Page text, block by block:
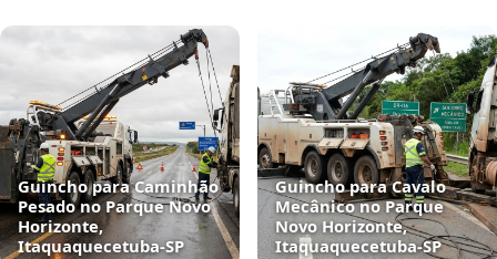
Guincho para Caminhão
Pesado no Parque Novo
Horizonte,
Itaquaquecetuba‑SP
Guincho para Cavalo
Mecânico no Parque
Novo Horizonte,
Itaquaquecetuba‑SP